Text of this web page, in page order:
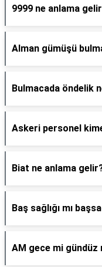
9999 ne anlama
Alman gümüşü
Bulmacada öndelik
Askeri personel
Biat ne anlama
Baş sağlığı mı
AM gece mi gündüz